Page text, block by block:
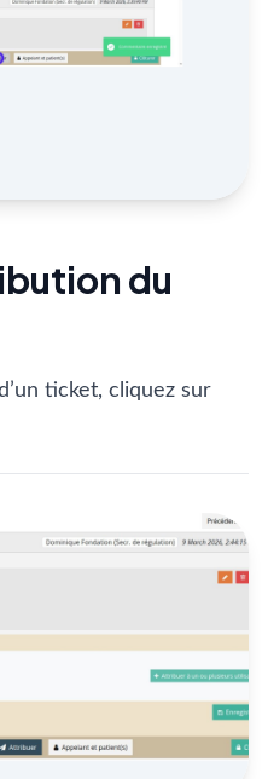
du
ticket, cliquez sur